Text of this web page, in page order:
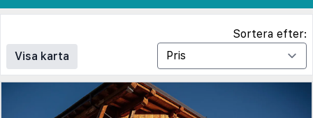
Visa karta
Sortera efter: